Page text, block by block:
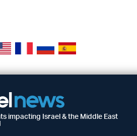
impacting Israel & the Middle East